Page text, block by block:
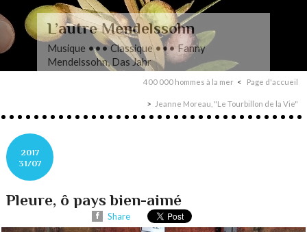
L’autre Mendelssohn
Musique ••• Classique ••• Fanny
Mendelssohn, Das Jahr
400 000 hommes à la mer Page d'accueil
Jeanne Moreau, "Le Tourbillon de la Vie"
2017
31/07
Pleure, ô pays bien-aimé
Share